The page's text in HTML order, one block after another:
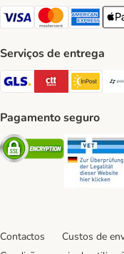
Visa Payment Method
MastercardAmerican
Serviços de entrega
GLS Shipping
Pagamento seguro
Security
Contactos Custos de